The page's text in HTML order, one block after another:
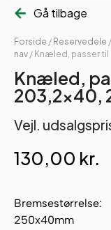
Gå tilbage
Forside / Reservedele /
nav / Knæled, passer
Knæled,
203,2×40,
Vejl.
130,00 kr.
250x40mm